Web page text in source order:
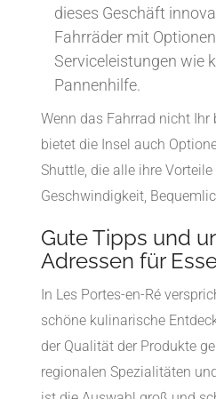
dieses Geschäft
Fahrräder mit
Serviceleistungen wie
Pannenhilfe.
Wenn das Fahrrad nicht
bietet die Insel auch
Shuttle, die alle ihre
Geschwindigkeit,
Gute Tipps und
Adressen für
In Les Portes-en-Ré
schöne kulinarische
der Qualität der Produkte
regionalen Spezialitäten